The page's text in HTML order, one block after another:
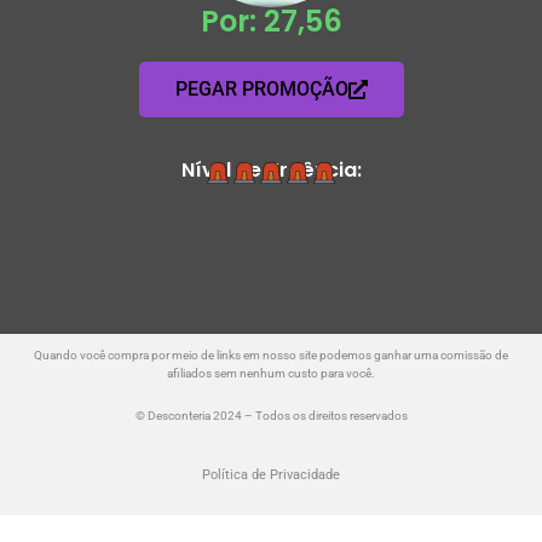
Por: 27,56
PEGAR PROMOÇÃO
Nível de Urgência:
Quando você compra por meio de links em nosso site podemos ganhar uma comissão de
afiliados sem nenhum custo para você.
© Desconteria 2024 – Todos os direitos reservados
Política de Privacidade